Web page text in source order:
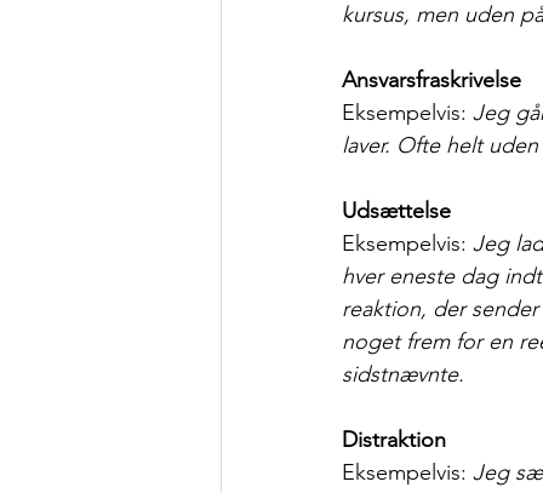
kursus, men uden
Ansvarsfraskrivelse
Eksempelvis: Jeg
laver. Ofte helt
Udsættelse
Eksempelvis: Jeg
hver eneste dag
reaktion, der
noget frem for en
sidstnævnte.
Distraktion
Eksempelvis: Jeg